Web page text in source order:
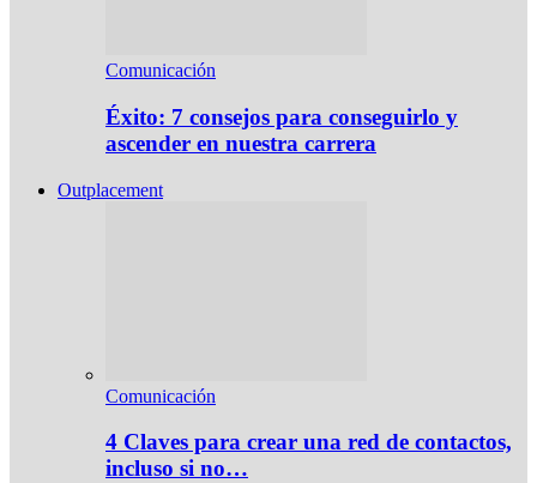
Comunicación
Éxito: 7 consejos para conseguirlo y
ascender en nuestra carrera
Outplacement
Comunicación
4 Claves para crear una red de contactos,
incluso si no…